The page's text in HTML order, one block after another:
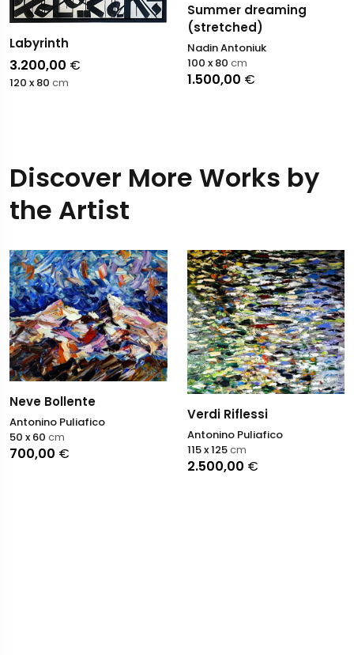
Labyrinth
3.200,00 €
120 x 80 cm
Summer dreaming
(stretched)
Nadin Antoniuk
1.500,00 €
100 x 80 cm
Discover More Works by
the Artist
Neve Bollente
Antonino Puliafico
700,00 €
50 x 60 cm
Verdi Riflessi
Antonino Puliafico
2.500,00 €
115 x 125cm